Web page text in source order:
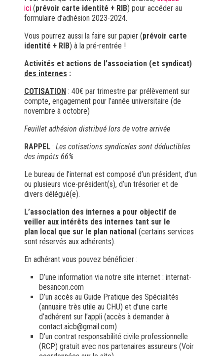
ici (prévoir carte identité + RIB) pour accéder au
formulaire d’adhésion 2023-2024.
Vous pourrez aussi la faire sur papier (prévoir carte
identité + RIB) à la pré-rentrée !
Activités et actions de l’association (et syndicat)
des internes :
COTISATION : 40€ par trimestre par prélèvement sur
compte, engagement pour l’année universitaire (de
novembre à octobre)
Feuillet adhésion distribué lors de votre arrivée
RAPPEL : Les cotisations syndicales sont déductibles
des impôts 66%
Le bureau de l’internat est composé d’un président, d’un
ou plusieurs vice-président(s), d’un trésorier et de
divers délégué(e).
L’association des internes a pour objectif de
veiller aux intérêts des internes tant sur le
plan local que sur le plan national (certains services
sont réservés aux adhérents).
En adhérant vous pouvez bénéficier :
D’une information via notre site internet : internat-
besancon.com
D’un accès au Guide Pratique des Spécialités
(annuaire très utile au CHU) et d’une carte
d’adhérent sur l’appli (accès à demander à
contact.aicb@gmail.com)
D’un contrat responsabilité civile professionnelle
(RCP) gratuit avec nos partenaires assureurs (Voir